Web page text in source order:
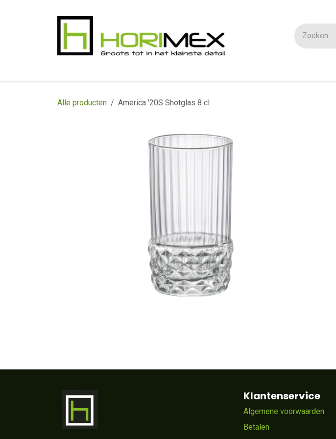
Alle producten America '20S Shotglas 8 cl
Klantenservice
Algemene voorwaarden
Betalen